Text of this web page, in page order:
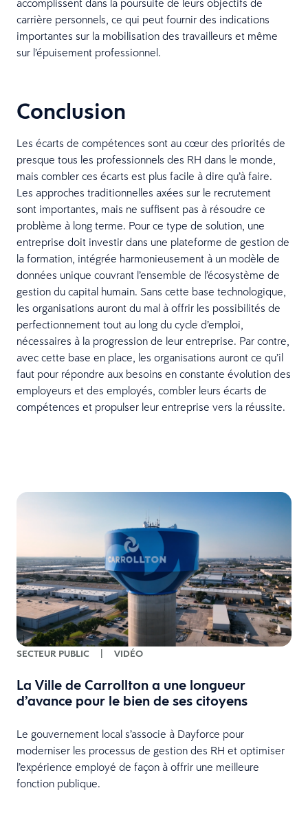
carrière personnels, ce qui peut fournir des indications
importantes sur la mobilisation des travailleurs et même
sur l’épuisement professionnel.
Conclusion
Les écarts de compétences sont au cœur des priorités de
presque tous les professionnels des RH dans le monde,
mais combler ces écarts est plus facile à dire qu’à faire.
Les approches traditionnelles axées sur le recrutement
sont importantes, mais ne suffisent pas à résoudre ce
problème à long terme. Pour ce type de solution, une
entreprise doit investir dans une plateforme de gestion de
la formation, intégrée harmonieusement à un modèle de
données unique couvrant l’ensemble de l’écosystème de
gestion du capital humain. Sans cette base technologique,
les organisations auront du mal à offrir les possibilités de
perfectionnement tout au long du cycle d’emploi,
nécessaires à la progression de leur entreprise. Par contre,
avec cette base en place, les organisations auront ce qu’il
faut pour répondre aux besoins en constante évolution des
employeurs et des employés, combler leurs écarts de
compétences et propulser leur entreprise vers la réussite.
SECTEUR PUBLIC | VIDÉO
La Ville de Carrollton a une longueur
d’avance pour le bien de ses citoyens
Le gouvernement local s’associe à Dayforce pour
moderniser les processus de gestion des RH et optimiser
l’expérience employé de façon à offrir une meilleure
fonction publique.